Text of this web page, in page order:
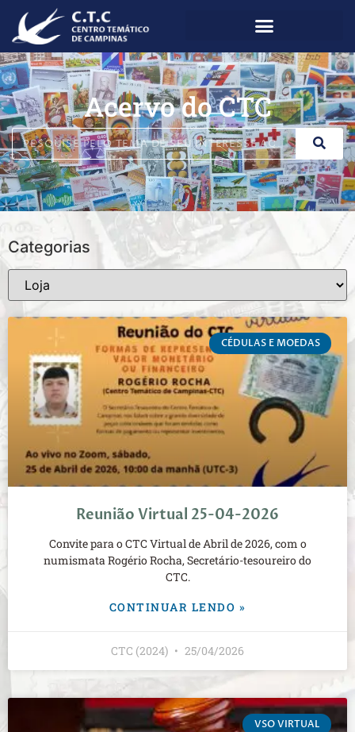
Acervo do CTC
Categorias
CÉDULAS E MOEDAS
Reunião Virtual 25-04-2026
Convite para o CTC Virtual de Abril de 2026, com o
numismata Rogério Rocha, Secretário-tesoureiro do
CTC.
CONTINUAR LENDO »
CTC (2024) 25/04/2026
VSO VIRTUAL